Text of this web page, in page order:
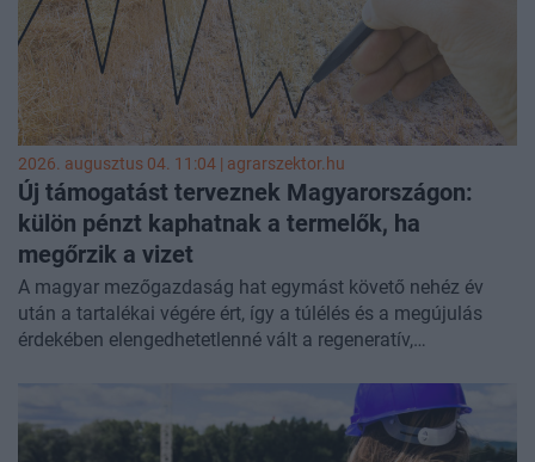
vissza, hanem a foglaló kétszeresét is, illetve akár
meghiúsulási kötbérre is igényt tarthat. Érdemes lesz
velünk tartani aProperty Investment Forum
konferenciánkon, ahol ez a téma is szóba kerül majd.
2026. augusztus 04. 11:04 | agrarszektor.hu
Új támogatást terveznek Magyarországon:
külön pénzt kaphatnak a termelők, ha
megőrzik a vizet
A magyar mezőgazdaság hat egymást követő nehéz év
után a tartalékai végére ért, így a túlélés és a megújulás
érdekében elengedhetetlenné vált a regeneratív,
krízis enyhítésére előrehozott, emelt összegű
támogatásokkal és a kifizetéseket felgyorsító intézményi
reformokkal készül, miközben az eredményalapú